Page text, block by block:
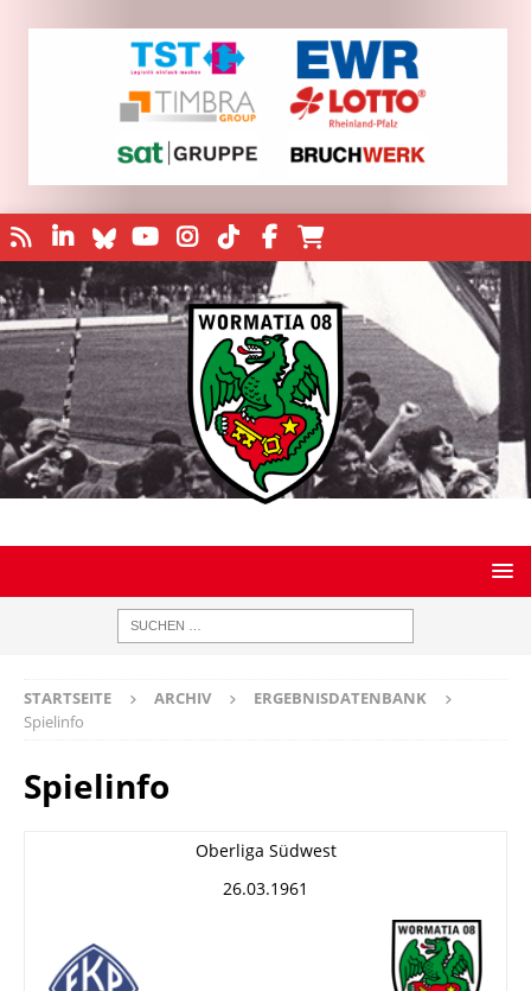
STARTSEITE ARCHIV
ERGEBNISDATENBANK
Spielinfo
Spielinfo
Oberliga Südwest
26.03.1961